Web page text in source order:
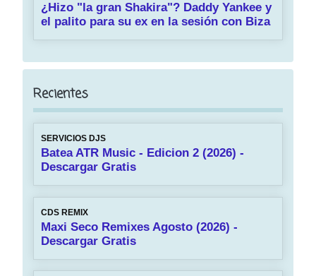
¿Hizo "la gran Shakira"? Daddy Yankee y
el palito para su ex en la sesión con Biza
Recientes
SERVICIOS DJS
Batea ATR Music - Edicion 2 (2026) -
Descargar Gratis
CDS REMIX
Maxi Seco Remixes Agosto (2026) -
Descargar Gratis